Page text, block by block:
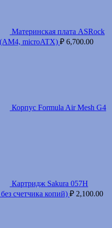
Материнская плата ASRock
microATX) ₽ 6,700.00
Корпус Formula Air Mesh G4
Картридж Sakura 057H
счетчика копий) ₽ 2,100.00